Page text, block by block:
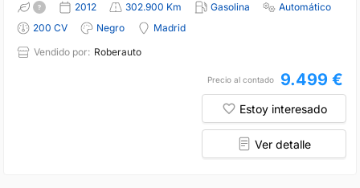
2012 302.900 Km Gasolina
Automático
200 CV
Negro
Madrid
Vendido por: Roberauto
Precio al contado 9.499 €
Estoy interesado
Ver detalle